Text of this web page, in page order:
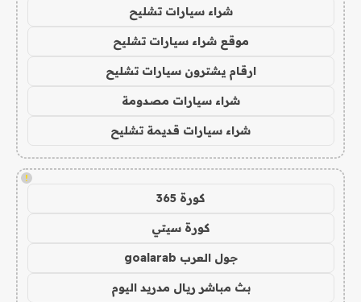
شراء سيارات تشليح
موقع شراء سيارات تشليح
ارقام يشترون سيارات تشليح
شراء سيارات مصدومة
شراء سيارات قديمة تشليح
!
كورة 365
كورة سيتي
جول العرب goalarab
بث مباشر ريال مدريد اليوم